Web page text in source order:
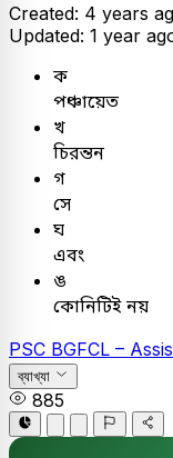
Created: 4 years
Updated: 1 year
ক
পঞ্চায়েত
খ
চিরন্তন
গ
সে
ঘ
এবং
ঙ
কোনিটিই নয়
PSC BGFCL –
ব্যাখ্যা
885